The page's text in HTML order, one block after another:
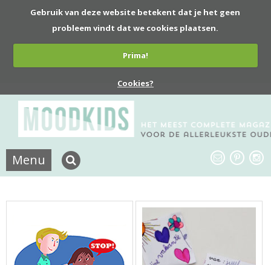
Gebruik van deze website betekent dat je het geen
probleem vindt dat we cookies plaatsen.
Prima!
Cookies?
Menu